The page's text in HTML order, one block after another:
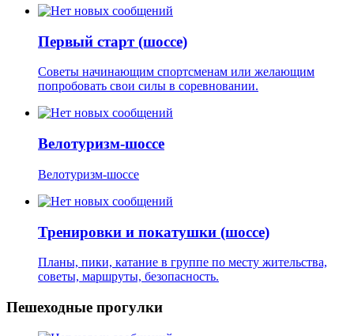
Первый старт (шоссе)
Советы начинающим спортсменам или желающим
попробовать свои силы в соревновании.
Велотуризм-шоссе
Велотуризм-шоссе
Тренировки и покатушки (шоссе)
Планы, пики, катание в группе по месту жительства,
советы, маршруты, безопасность.
Пешеходные прогулки